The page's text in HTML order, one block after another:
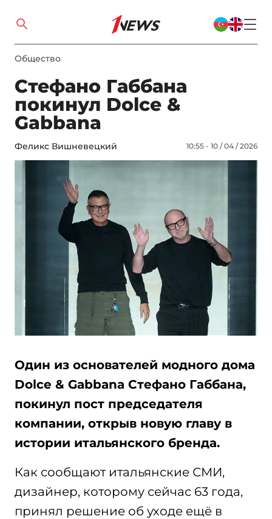
Общество
Стефано Габбана
покинул Dolce &
Gabbana
Феликс Вишневецкий 10:55 - 10 / 04 / 2026
Один из основателей модного дома
Dolce & Gabbana Стефано Габбана,
покинул пост председателя
компании, открыв новую главу в
истории итальянского бренда.
Как сообщают итальянские СМИ,
дизайнер, которому сейчас 63 года,
принял решение об уходе ещё в